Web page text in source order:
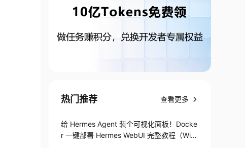
热门推荐 查看更多
给 Hermes Agent 装个可视化面板！Docke
r 一键部署 Hermes WebUI 完整教程（Win